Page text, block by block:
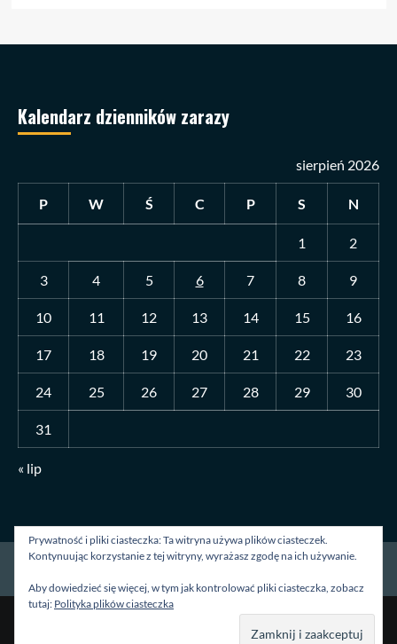
Kalendarz dzienników zarazy
sierpień 2026
P W Ś C P S N
1 2
3 4 5 6 7 8 9
10 11 12 13 14 15 16
17 18 19 20 21 22 23
24 25 26 27 28 29 30
31
« lip
Strona główna O mnie Blog Kontakt
Prywatność i pliki ciasteczka: Ta witryna używa plików ciasteczek.
Kontynuując korzystanie z tej witryny, wyrażasz zgodę na ich używanie.
Aby dowiedzieć się więcej, w tym jak kontrolować pliki ciasteczka, zobacz
tutaj: Polityka plików ciasteczka